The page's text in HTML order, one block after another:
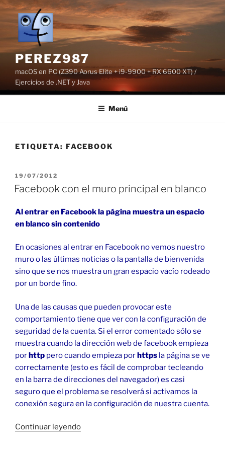
Saltar
contenido
PEREZ987
macOS en PC (Z390 Aorus Elite + i9-9900 + RX 6600 XT) /
Ejercicios de .NET y Java
Menú
ETIQUETA: FACEBOOK
PUBLICADO
EL
19/07/2012
Facebook con el muro principal en blanco
Al entrar en Facebook la página muestra un espacio
en blanco sin contenido
En ocasiones al entrar en Facebook no vemos nuestro
muro o las últimas noticias o la pantalla de bienvenida
sino que se nos muestra un gran espacio vacío rodeado
por un borde fino.
Una de las causas que pueden provocar este
comportamiento tiene que ver con la configuración de
seguridad de la cuenta. Si el error comentado sólo se
muestra cuando la dirección web de facebook empieza
porhttp pero cuando empieza porhttps la página se ve
correctamente (esto es fácil de comprobar tecleando
en la barra de direcciones del navegador) es casi
seguro que el problema se resolverá si activamos la
conexión segura en la configuración de nuestra cuenta.
Continuar leyendo«Facebook